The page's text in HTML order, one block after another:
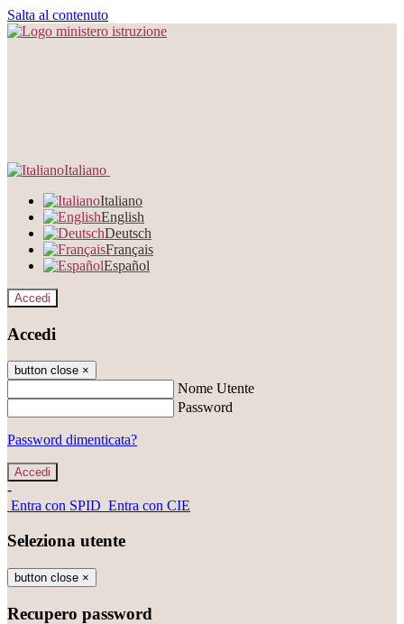
Salta al contenuto
Italiano
Italiano
English
Deutsch
Français
Español
Accedi
Accedi
button close ×
Nome Utente
Password
Password dimenticata?
-
Entra con SPID Entra con CIE
Seleziona utente
button close ×
Recupero password